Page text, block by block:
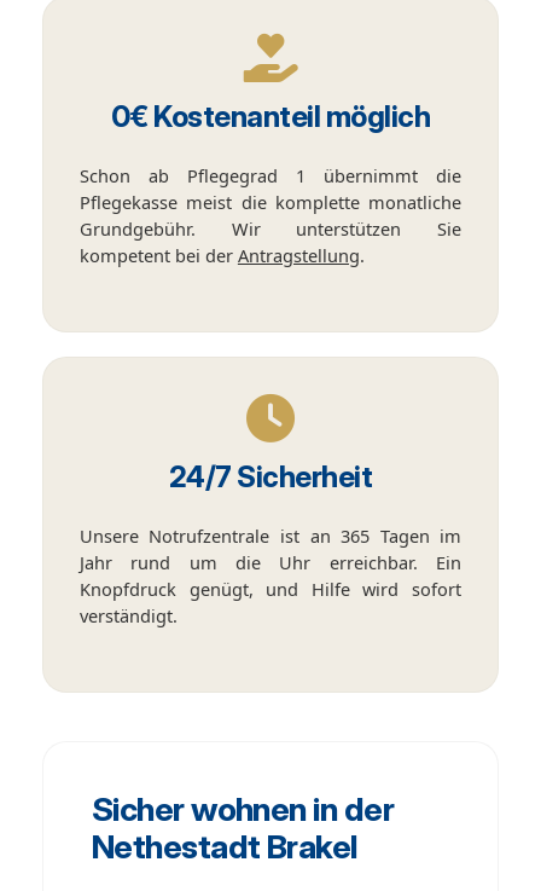
0€ Kostenanteil möglich
Schon ab Pflegegrad 1 übernimmt die
Pflegekasse meist die komplette monatliche
Grundgebühr. Wir unterstützen Sie
kompetent bei der Antragstellung.
24/7 Sicherheit
Unsere Notrufzentrale ist an 365 Tagen im
Jahr rund um die Uhr erreichbar. Ein
Knopfdruck genügt, und Hilfe wird sofort
verständigt.
Sicher wohnen in der
Nethestadt Brakel